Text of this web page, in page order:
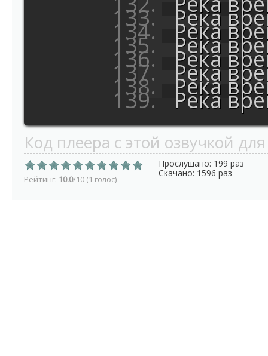
Река
Река
Река
Река
Река
Река
Река
Код плеера с этой озвучкой
Рейтинг: 10.0/10 (1 голос)
Прослушано: 199 раз
Скачано: 1596 раз